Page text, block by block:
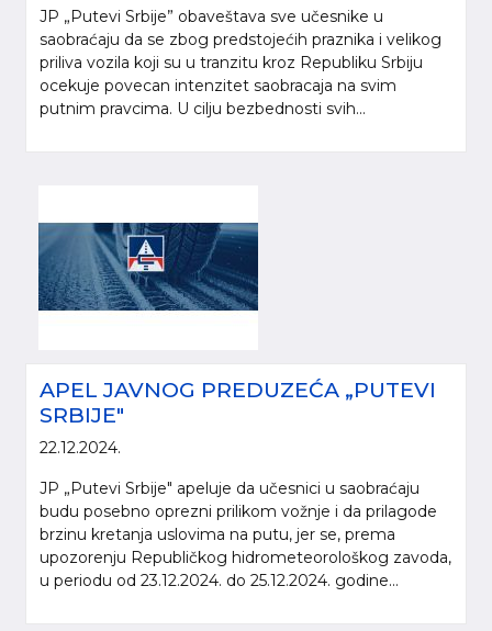
JP „Putevi Srbije” obaveštava sve učesnike u
saobraćaju da se zbog predstojećih praznika i velikog
priliva vozila koji su u tranzitu kroz Republiku Srbiju
ocekuje povecan intenzitet saobracaja na svim
putnim pravcima. U cilju bezbednosti svih...
APEL JAVNOG PREDUZEĆA „PUTEVI
SRBIJE"
22.12.2024.
JP „Putevi Srbije" apeluje da učesnici u saobraćaju
budu posebno oprezni prilikom vožnje i da prilagode
brzinu kretanja uslovima na putu, jer se, prema
upozorenju Republičkog hidrometeorološkog zavoda,
u periodu od 23.12.2024. do 25.12.2024. godine...